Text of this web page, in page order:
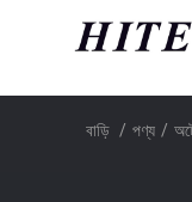
বাড়ি / পণ্য /